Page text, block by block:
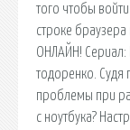
того чтобы
строке
ОНЛАЙН! Сериал:
тодоренко. Судя
проблемы при
с ноутбука?